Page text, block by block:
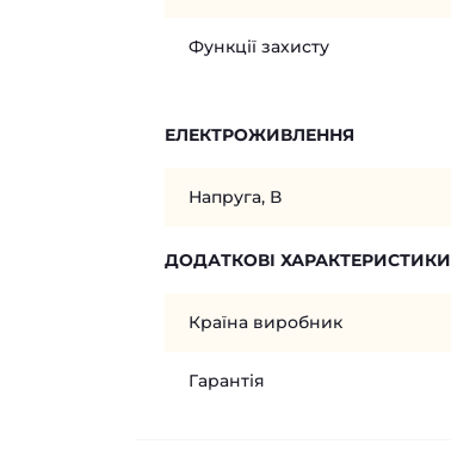
Функції захисту
ЕЛЕКТРОЖИВЛЕННЯ
Напруга, В
ДОДАТКОВІ ХАРАКТЕРИСТИКИ
Країна виробник
Гарантія